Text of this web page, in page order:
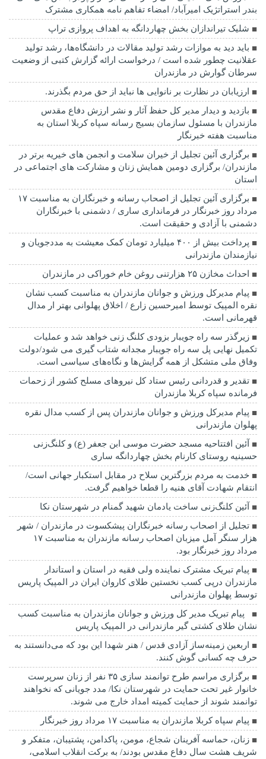
بندر استراتژیک امیرآباد/ امضاء تفاهم نامه همکاری مشترک
شلیک تیراندازان بخش چهاردانگه به اهداف پروازی تراپ
باید دید به موازات رشد تولید مقالات در دانشگاه‌ها، رشد تولید
عقلانیت چطور شده است / درخواست ارائه گزارش کتبی از وضعیت
سرطان گوارش در مازندران
ارزیابان در نظارت بر نانوایی ها نباید از حق مردم بگذرند.
بازدید و دیدار مدیر کل حفظ آثار و نشر ارزش دفاع مقدس
مازندران با مسئول سازمان بسیج رسانه سپاه کربلا استان به
مناسبت هفته خبرنگار
برگزاری آئین تجلیل از خیران سلامت و انجمن های خیریه برتر در
مازندران/ برگزاری دومین همایش زنان و مشارکت های اجتماعی در
استان
برگزاری آئین تجلیل از اصحاب رسانه و خبرنگاران به مناسبت ۱۷
مرداد روز خبرنگار در فرمانداری ساری / دشمنی با خبرنگاران
دشمنی با آزادی و حقیقت است.
پرداخت بیش از ۴۰۰ میلیارد تومان کمک معیشت به مددجویان و
نیازمندان مازندرانی
احداث مخازن ۲۵ هزارتنی روغن خام خوراکی در مازندران
پیام مدیرکل ورزش و جوانان مازندران به مناسبت کسب نشان
نقره المپیک توسط امیرحسین زارع / اخلاق پهلوانی بهتر ار مدال
قهرمانی است.
زیرگذر سه راه جویبار بزودی کلنگ زنی خواهد شد و عملیات
تکمیل نهایی پل سه راه جویبار مجدانه شتاب گیری می شود/دولت
وفاق ملی متشکل از همه گرایش‌ها و نگاه‌های سیاسی است.
تقدیر و قدردانی رئیس ستاد کل نیرو‌های مسلح کشور از زحمات
فرمانده سپاه کربلا مازندران
پیام مدیرکل ورزش و جوانان مازندران پس از کسب مدال نقره
پهلوان مازندرانی
آئین افتتاحیه مسجد حضرت موسی ابن جعفر (ع) و کلنگ‌زنی
حسینیه روستای کارنام بخش چهاردانگه ساری
خدمت به مردم بزرگترین سلاح در مقابل استکبار جهانی است/
انتقام شهادت آقای هنیه را قطعا خواهیم گرفت.
آئین کلنگ‌زنی ساخت یادمان شهید گمنام در شهرستان نکا
تجلیل از اصحاب رسانه خبرنگاران پیشکسوت در مازندران / شهر
هزار سنگر آمل میزبان اصحاب رسانه مازندران به مناسبت ۱۷
مرداد روز خبرنگار بود.
پیام تبریک مشترک نماینده ولی فقیه در استان و استاندار
مازندران درپی کسب نخستین طلای کاروان ایران در المپیک پاریس
توسط پهلوان مازندرانی
‍ ‍ پیام تبریک مدیر کل ورزش و جوانان مازندران به مناسبت کسب
نشان طلای کشتی گیر مازندرانی در المپیک پاریس
اربعین زمینه‌ساز آزادی قدس / هنر شهدا این بود که می‌دانستند به
حرف چه کسانی گوش کنند.
برگزاری مراسم طرح توانمند سازی ۳۵ نفر از زنان سرپرست
خانوار غیر تحت حمایت در شهرستان نکا/ مدد جویانی که نخواهند
توانمند شوند از حمایت کمیته امداد خارج می شوند.
پیام سپاه کربلا مازندران به مناسبت ۱۷ مرداد روز خبرنگار
زنان، حماسه آفرینان شجاع، مومن، پاکدامن، پشتیبان، متفکر و
شریف هشت سال دفاع مقدس بودند/ به برکت انقلاب اسلامی،